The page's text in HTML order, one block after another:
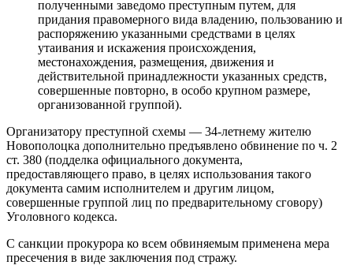
полученными заведомо преступным путем, для
придания правомерного вида владению, пользованию и
распоряжению указанными средствами в целях
утаивания и искажения происхождения,
местонахождения, размещения, движения и
действительной принадлежности указанных средств,
совершенные повторно, в особо крупном размере,
организованной группой).
Организатору преступной схемы — 34-летнему жителю
Новополоцка дополнительно предъявлено обвинение по ч. 2
ст. 380 (подделка официального документа,
предоставляющего право, в целях использования такого
документа самим исполнителем и другим лицом,
совершенные группой лиц по предварительному сговору)
Уголовного кодекса.
С санкции прокурора ко всем обвиняемым применена мера
пресечения в виде заключения под стражу.